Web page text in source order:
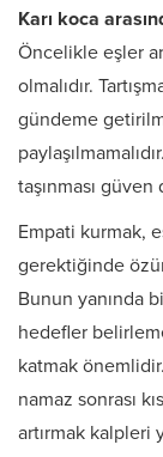
Karı koca
Öncelikle eşler
olmalıdır.
gündeme
taşınması
Empati kurmak,
gerektiğinde
Bunun yanında
hedefler
katmak
namaz sonrası
artırmak kalpleri